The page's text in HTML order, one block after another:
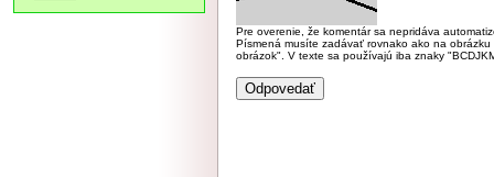
Pre overenie, že komentár sa nepridáva
Písmená musíte zadávať rovnako ako na
obrázok". V texte sa používajú iba znaky